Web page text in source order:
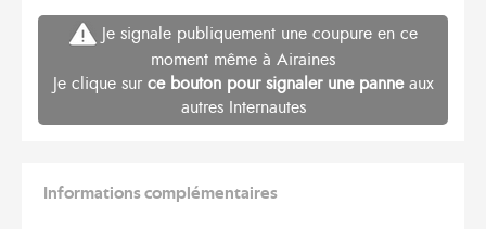
Je signale publiquement une coupure en ce
moment même à Airaines
Je clique sur ce bouton pour signaler une panneaux
autres Internautes
Informations complémentaires